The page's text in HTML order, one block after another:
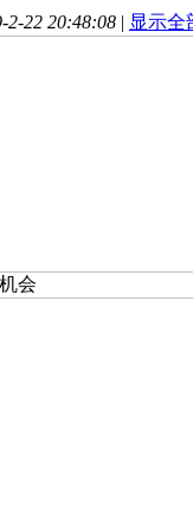
2-22 20:48:08 | 显示全
会